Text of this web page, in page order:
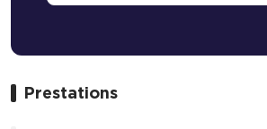
Prestations